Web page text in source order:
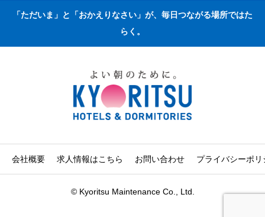
「ただいま」と「おかえりなさい」が、毎日つながる場所ではた
らく。
会社概要 求人情報はこちら お問い合わせ プライバシーポリ
© Kyoritsu Maintenance Co., Ltd.